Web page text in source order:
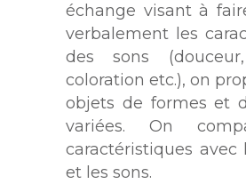
échange visant à
verbalement les
des sons
coloration etc.), on
objets de formes et
variées. On
caractéristiques avec
et les sons.